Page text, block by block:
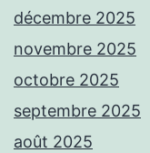
décembre 2025
novembre 2025
octobre 2025
septembre 2025
août 2025